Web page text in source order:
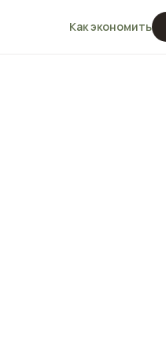
Как экономить